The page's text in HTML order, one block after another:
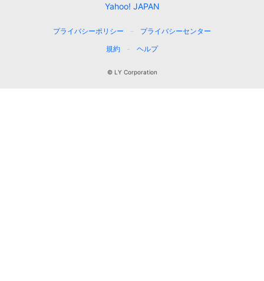
Yahoo! JAPAN
プライバシーポリシー
プライバシーセンター
規約
ヘルプ
© LY Corporation